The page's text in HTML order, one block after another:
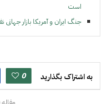
است
جنگ ایران و آمریکا بازار جهانی
به اشتراک بگذارید 0